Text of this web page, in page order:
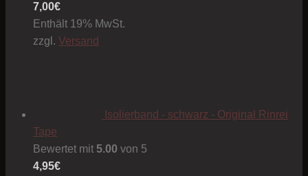
7,00€
Enthält 19% MwSt.
zzgl. Versand
Isolierband - schwarz - Original Rinrei
Tape
Bewertet mit 5.00 von 5
4,95€